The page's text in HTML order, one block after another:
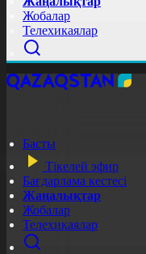
Жобалар
Телехикаялар
Басты
Тікелей эфир
Бағдарлама кестесі
Жаңалықтар
Жобалар
Телехикаялар